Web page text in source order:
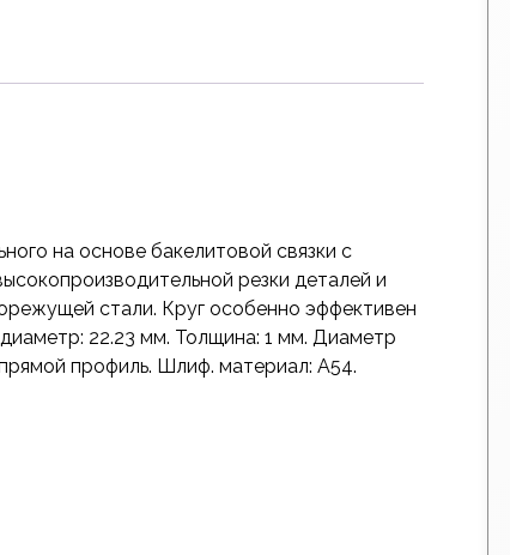
на основе бакелитовой связки с
резки деталей и
стали. Круг особенно эффективен
22.23 мм. Толщина: 1 мм. Диаметр
профиль. Шлиф. материал: A54.